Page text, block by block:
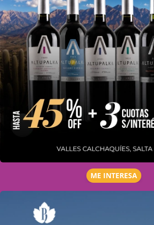
ME INTERESA